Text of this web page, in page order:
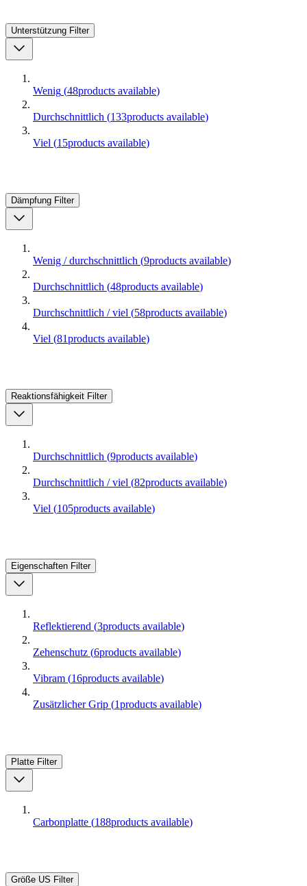
Unterstützung Filter
Wenig (48products available)
Durchschnittlich (133products available)
Viel (15products available)
Dämpfung Filter
Wenig / durchschnittlich (9products available)
Durchschnittlich (48products available)
Durchschnittlich / viel (58products available)
Viel (81products available)
Reaktionsfähigkeit Filter
Durchschnittlich (9products available)
Durchschnittlich / viel (82products available)
Viel (105products available)
Eigenschaften Filter
Reflektierend (3products available)
Zehenschutz (6products available)
Vibram (16products available)
Zusätzlicher Grip (1products available)
Platte Filter
Carbonplatte (188products available)
Größe US Filter